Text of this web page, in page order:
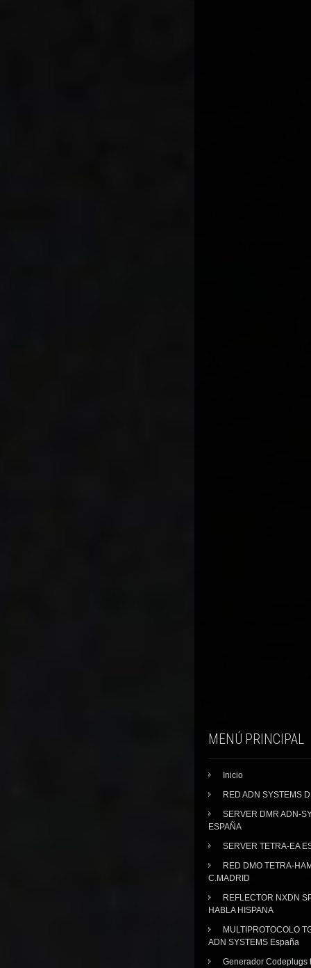
MENÚ PRINCIPAL
Inicio
RED ADN SYSTEMS
SERVER DMR ADN-
ESPAÑA
SERVER TETRA-EA
RED DMO TETRA-
C.MADRID
REFLECTOR NXDN
HABLA HISPANA
MULTIPROTOCOLO
ADN SYSTEMS España
Generador Codeplugs